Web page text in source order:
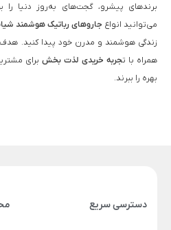
برندهای پیشرو، گجت‌های به‌روز دنیا را
می‌توانید انواع جاروهای رباتیک هوشمند
زندگی هوشمند و مدرن خود پیدا کنید. هدف
همراه با تجربه خریدی لذت‌ بخشبرای
بهره را ببرند.
دسترسی سریع